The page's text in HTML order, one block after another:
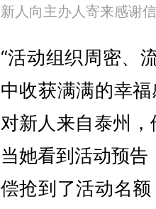
新人向主办人寄来感谢信
“活动组织周密、
中收获满满的幸
对新人来自泰州
当她看到活动预
偿抢到了活动名